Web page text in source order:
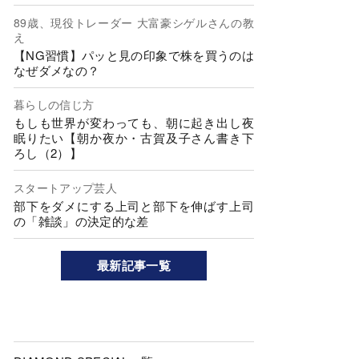
89歳、現役トレーダー 大富豪シゲルさんの教
え
【NG習慣】パッと見の印象で株を買うのは
なぜダメなの？
暮らしの信じ方
もしも世界が変わっても、朝に起き出し夜
眠りたい【朝か夜か・古賀及子さん書き下
ろし（2）】
スタートアップ芸人
部下をダメにする上司と部下を伸ばす上司
の「雑談」の決定的な差
最新記事一覧